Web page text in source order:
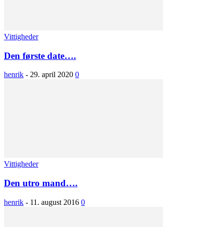
Vittigheder
Den første date….
henrik - 29. april 2020 0
Vittigheder
Den utro mand….
henrik - 11. august 2016 0